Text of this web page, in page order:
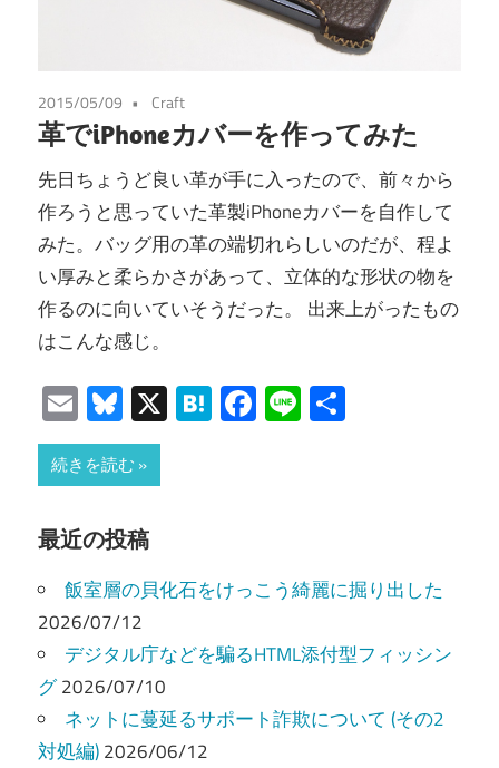
2015/05/09 Craft
革でiPhoneカバーを作ってみた
先日ちょうど良い革が手に入ったので、前々から
作ろうと思っていた革製iPhoneカバーを自作して
みた。バッグ用の革の端切れらしいのだが、程よ
い厚みと柔らかさがあって、立体的な形状の物を
作るのに向いていそうだった。 出来上がったもの
はこんな感じ。
EmailBluesky
X Hatena
Facebook
Line
続きを読む
最近の投稿
飯室層の貝化石をけっこう綺麗に掘り出した
2026/07/12
デジタル庁などを騙るHTML添付型フィッシン
グ2026/07/10
ネットに蔓延るサポート詐欺について (その2
対処編)2026/06/12